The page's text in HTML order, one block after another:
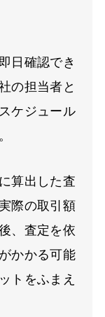
日確認でき
の担当者と
ケジュール
算出した査
際の取引額
、査定を依
かかる可能
トをふまえ